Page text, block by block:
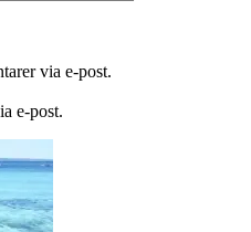
via e-post.
e-post.